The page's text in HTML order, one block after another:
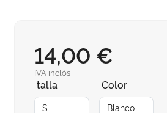
14,00 €
IVA inclós
talla Color